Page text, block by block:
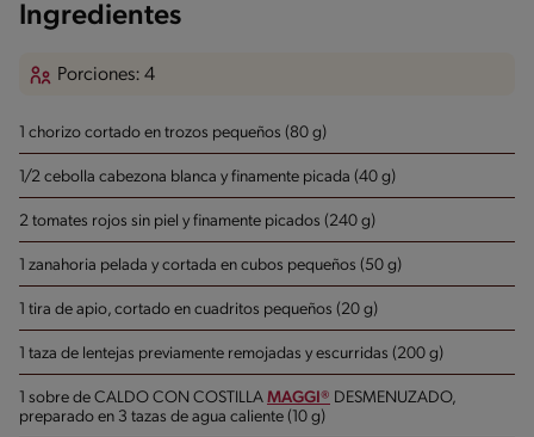
Ingredientes
Porciones: 4
1 chorizo cortado en trozos pequeños (80 g)
1/2 cebolla cabezona blanca y finamente picada (40 g)
2 tomates rojos sin piel y finamente picados (240 g)
1 zanahoria pelada y cortada en cubos pequeños (50 g)
1 tira de apio, cortado en cuadritos pequeños (20 g)
1 taza de lentejas previamente remojadas y escurridas (200 g)
1 sobre de CALDO CON COSTILLA MAGGI® DESMENUZADO,
preparado en 3 tazas de agua caliente (10 g)